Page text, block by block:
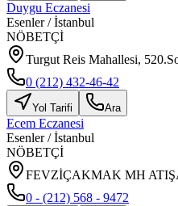
Duygu Eczanesi
Esenler/İstanbul
NÖBETÇİ
Turgut Reis Mahallesi,
0 (212) 432-46-42
Yol Tarifi Ara
Ecem Eczanesi
Esenler/İstanbul
NÖBETÇİ
FEVZİÇAKMAK MH
0 - (212) 568 - 9472